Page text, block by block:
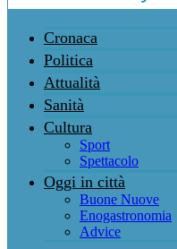
Cronaca
Politica
Attualità
Sanità
Cultura
Sport
Spettacolo
Oggi in città
Buone Nuove
Enogastronomia
Advice